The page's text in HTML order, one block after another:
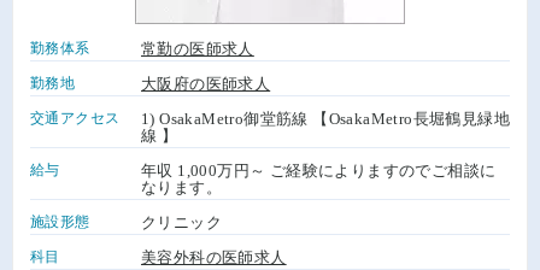
勤務体系 常勤の医師求人
勤務地 大阪府の医師求人
交通アクセス
1) OsakaMetro御堂筋線 【OsakaMetro長堀鶴見緑地
線 】
給与
年収 1,000万円～ ご経験によりますのでご相談に
なります。
施設形態 クリニック
科目 美容外科の医師求人